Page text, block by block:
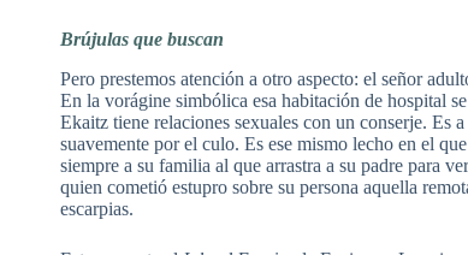
Brújulas que buscan
Pero prestemos atención a otro aspecto: el señor
En la vorágine simbólica esa habitación de hospital
Ekaitz tiene relaciones sexuales con un conserje. Es
suavemente por el culo. Es ese mismo lecho en el
siempre a su familia al que arrastra a su padre para
quien cometió estupro sobre su persona aquella
escarpias.